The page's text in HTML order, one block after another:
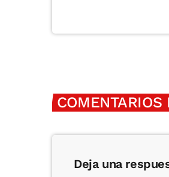
Deja una